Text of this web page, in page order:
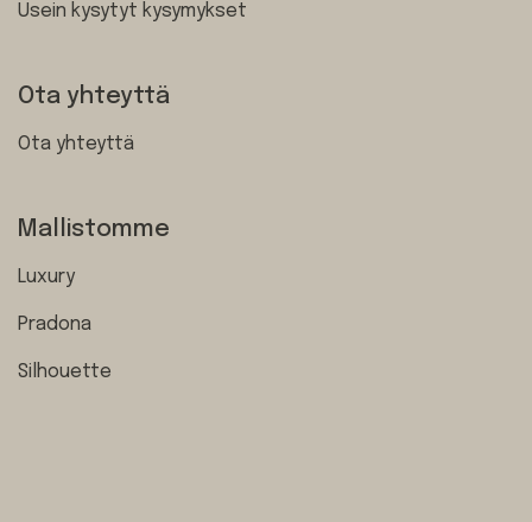
Usein kysytyt kysymykset
Ota yhteyttä
Ota yhteyttä
Mallistomme
Luxury
Pradona
Silhouette